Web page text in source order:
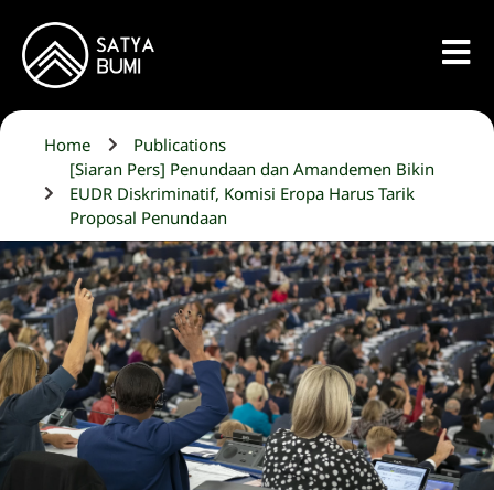
Home
Publications
[Siaran Pers] Penundaan dan Amandemen Bikin
EUDR Diskriminatif, Komisi Eropa Harus Tarik
Proposal Penundaan